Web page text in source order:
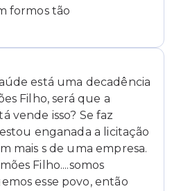
formos tão
está uma decadência
Filho, será que a
vende isso? Se faz
enganada a licitação
mais s de uma empresa.
Filho....somos
esse povo, então